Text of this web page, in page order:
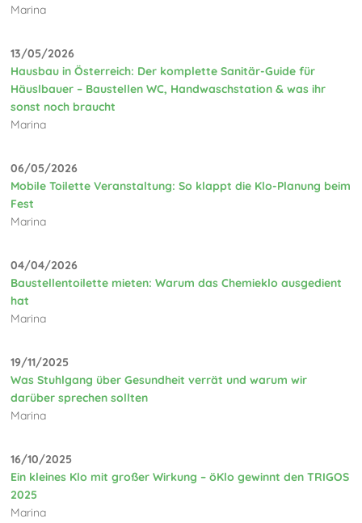
Marina
13/05/2026
Hausbau in Österreich: Der komplette Sanitär-Guide für
Häuslbauer – Baustellen WC, Handwaschstation & was ihr
sonst noch braucht
Marina
06/05/2026
Mobile Toilette Veranstaltung: So klappt die Klo-Planung beim
Fest
Marina
04/04/2026
Baustellentoilette mieten: Warum das Chemieklo ausgedient
hat
Marina
19/11/2025
Was Stuhlgang über Gesundheit verrät und warum wir
darüber sprechen sollten
Marina
16/10/2025
Ein kleines Klo mit großer Wirkung – öKlo gewinnt den TRIGOS
2025
Marina